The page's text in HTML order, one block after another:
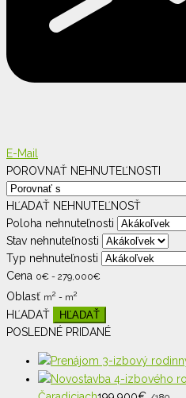
E-Mail
POROVNAŤ NEHNUTEĽNOSTI
HĽADAŤ NEHNUTEĽNOSŤ
Poloha nehnuteľnosti
Stav nehnuteľnosti
Typ nehnuteľnosti
Cena 0€ - 279,000€
Oblasť m2 - m2
HĽADAŤ
POSLEDNÉ PRIDANÉ
Prenájom 3-izbový
Novostavba 4-izbového